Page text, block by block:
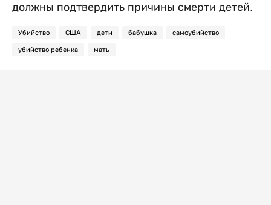
должны подтвердить причины смерти детей.
Убийство США дети бабушка самоубийство
убийство ребенка мать